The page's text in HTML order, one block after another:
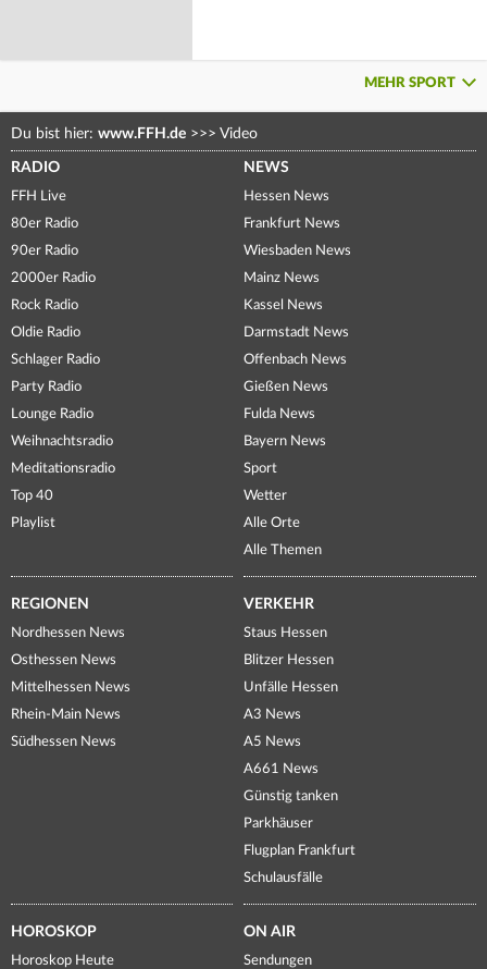
MEHR SPORT
Du bist hier: www.FFH.de >>> Video
RADIO
FFH Live
80er Radio
90er Radio
2000er Radio
Rock Radio
Oldie Radio
Schlager Radio
Party Radio
Lounge Radio
Weihnachtsradio
Meditationsradio
Top 40
Playlist
NEWS
Hessen News
Frankfurt News
Wiesbaden News
Mainz News
Kassel News
Darmstadt News
Offenbach News
Gießen News
Fulda News
Bayern News
Sport
Wetter
Alle Orte
Alle Themen
REGIONEN
Nordhessen News
Osthessen News
Mittelhessen News
Rhein-Main News
Südhessen News
VERKEHR
Staus Hessen
Blitzer Hessen
Unfälle Hessen
A3 News
A5 News
A661 News
Günstig tanken
Parkhäuser
Flugplan Frankfurt
Schulausfälle
HOROSKOP
Horoskop Heute
ON AIR
Sendungen